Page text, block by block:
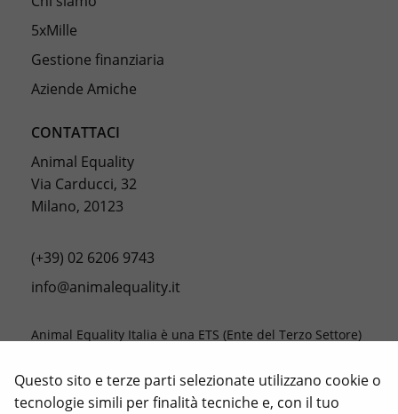
5xMille
Gestione finanziaria
Aziende Amiche
CONTATTACI
Animal Equality
Via Carducci, 32
Milano, 20123
(+39) 02 6206 9743
info@animalequality.it
Animal Equality Italia è una ETS (Ente del Terzo Settore)
animali, registrata con il codice fiscale 976 81 66 05 81.
Le donazioni ad Animal Equality sono deducibili dalle
Questo sito e terze parti selezionate utilizzano cookie o
tecnologie simili per finalità tecniche e, con il tuo